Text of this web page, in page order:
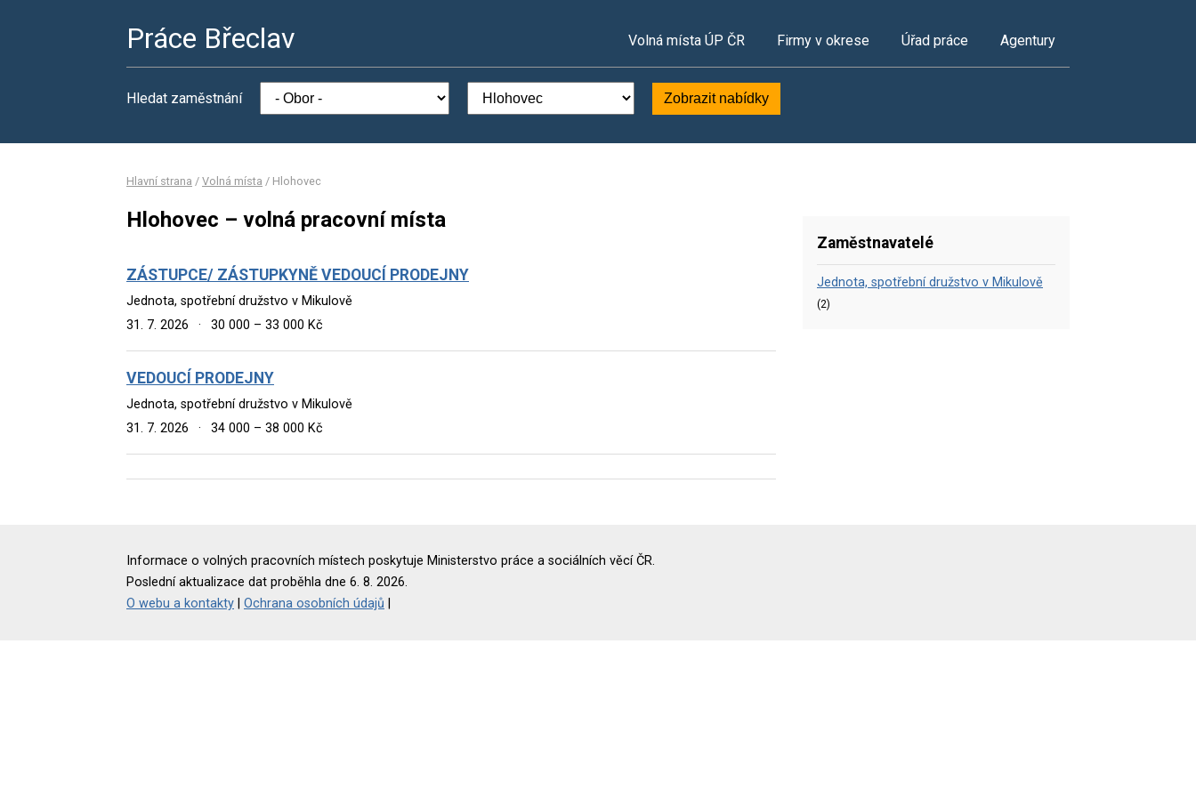
Práce Břeclav Volná místa ÚP ČR Firmy v okrese Úřad práce Agentury
Hledat zaměstnání Zobrazit nabídky
Hlavní strana / Volná místa / Hlohovec
Hlohovec – volná pracovní místa
ZÁSTUPCE/ ZÁSTUPKYNĚ VEDOUCÍ PRODEJNY
Jednota, spotřební družstvo v Mikulově
31. 7. 2026
· 30 000 – 33 000 Kč
VEDOUCÍ PRODEJNY
Jednota, spotřební družstvo v Mikulově
31. 7. 2026
· 34 000 – 38 000 Kč
Zaměstnavatelé
Jednota, spotřební družstvo v Mikulově
(2)
Informace o volných pracovních místech poskytuje Ministerstvo práce a sociálních věcí ČR.
Poslední aktualizace dat proběhla dne 6. 8. 2026.
O webu a kontakty
Ochrana osobních údajů